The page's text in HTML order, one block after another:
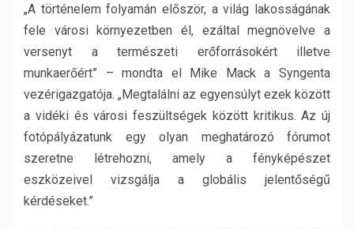
„A történelem folyamán először, a világ lakosságának
fele városi környezetben él, ezáltal megnövelve a
versenyt a természeti erőforrásokért illetve
munkaerőért” – mondta el Mike Mack a Syngenta
vezérigazgatója. „Megtalálni az egyensúlyt ezek között
a vidéki és városi feszültségek között kritikus. Az új
fotópályázatunk egy olyan meghatározó fórumot
szeretne létrehozni, amely a fényképészet
eszközeivel vizsgálja a globális jelentőségű
kérdéseket.”